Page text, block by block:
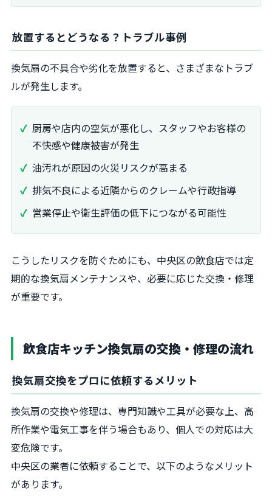
放置するとどうなる？トラブル事例
換気扇の不具合や劣化を放置すると、さまざまなトラブ
ルが発生します。
厨房や店内の空気が悪化し、スタッフやお客様の
不快感や健康被害が発生
油汚れが原因の火災リスクが高まる
排気不良による近隣からのクレームや行政指導
営業停止や衛生評価の低下につながる可能性
こうしたリスクを防ぐためにも、中央区の飲食店では定
期的な換気扇メンテナンスや、必要に応じた交換・修理
が重要です。
飲食店キッチン換気扇の交換・修理の流れ
換気扇交換をプロに依頼するメリット
換気扇の交換や修理は、専門知識や工具が必要な上、高
所作業や電気工事を伴う場合もあり、個人での対応は大
変危険です。
中央区の業者に依頼することで、以下のようなメリット
があります。